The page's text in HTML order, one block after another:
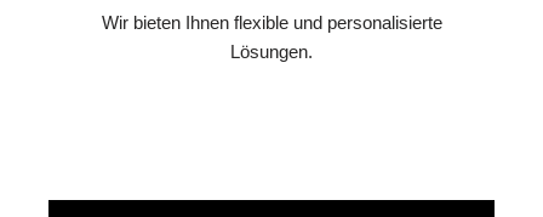
Wir bieten Ihnen flexible und personalisierte
Lösungen.